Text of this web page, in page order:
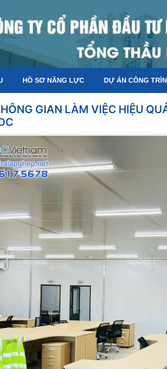
HỒ SƠ NĂNG LỰC DỰ ÁN CÔNG
GIAN LÀM VIỆC HIỆU